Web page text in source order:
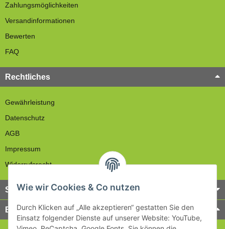
Zahlungsmöglichkeiten
Versandinformationen
Bewerten
FAQ
Rechtliches
Gewährleistung
Datenschutz
AGB
Impressum
Widerrufsrecht
Service
Bezahlung & Versand
Wie wir Cookies & Co nutzen
Durch Klicken auf „Alle akzeptieren“ gestatten Sie den
Einsatz folgender Dienste auf unserer Website: YouTube,